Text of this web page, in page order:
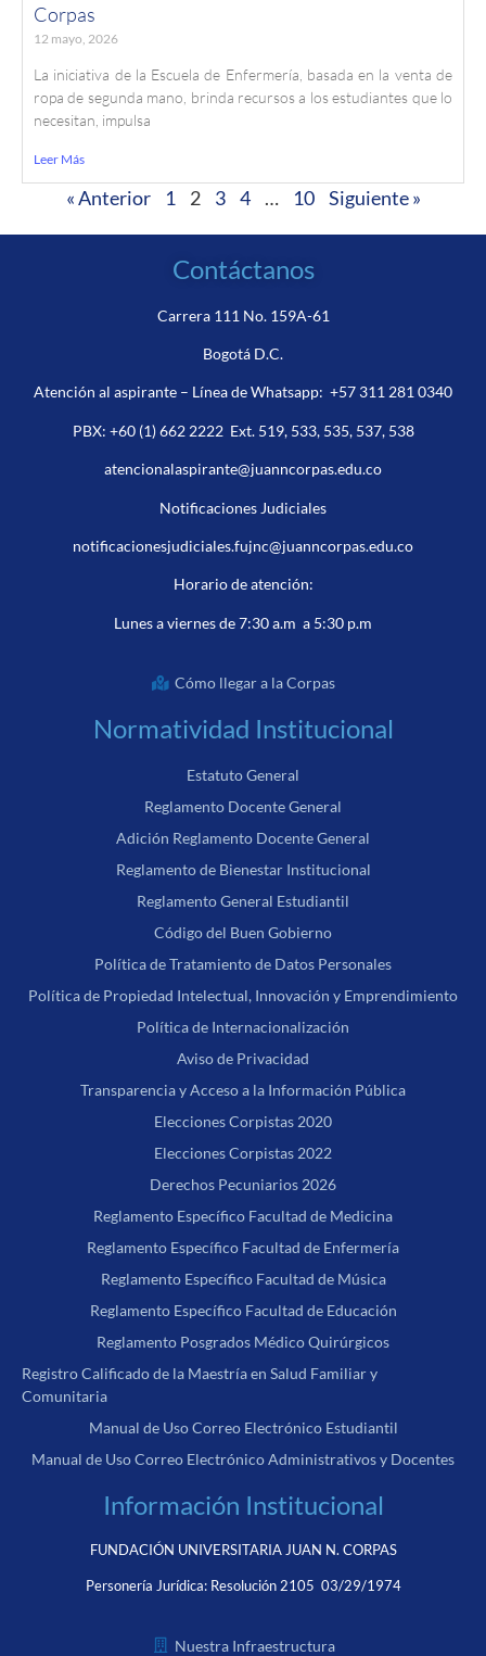
Corpas
12 mayo, 2026
La iniciativa de la Escuela de Enfermería, basada en la venta de
ropa de segunda mano, brinda recursos a los estudiantes que lo
necesitan, impulsa
Leer Más
« Anterior 1 2 3 4 … 10 Siguiente »
Contáctanos
Carrera 111 No. 159A-61
Bogotá D.C.
Atención al aspirante – Línea de Whatsapp: +57 311 281 0340
PBX: +60 (1) 662 2222Ext. 519, 533, 535, 537, 538
atencionalaspirante@juanncorpas.edu.co
Notificaciones Judiciales
notificacionesjudiciales.fujnc@juanncorpas.edu.co
Horario de atención:
Lunes a viernes de 7:30 a.m a 5:30 p.m
Cómo llegar a la Corpas
Normatividad Institucional
Estatuto General
Reglamento Docente General
Adición Reglamento Docente General
Reglamento de Bienestar Institucional
Reglamento General Estudiantil
Código del Buen Gobierno
Política de Tratamiento de Datos Personales
Política de Propiedad Intelectual, Innovación y Emprendimiento
Política de Internacionalización
Aviso de Privacidad
Transparencia y Acceso a la Información Pública
Elecciones Corpistas 2020
Elecciones Corpistas 2022
Derechos Pecuniarios 2026
Reglamento Específico Facultad de Medicina
Reglamento Específico Facultad de Enfermería
Reglamento Específico Facultad de Música
Reglamento Específico Facultad de Educación
Reglamento Posgrados Médico Quirúrgicos
Registro Calificado de la Maestría en Salud Familiar y
Comunitaria
Manual de Uso Correo Electrónico Estudiantil
Manual de Uso Correo Electrónico Administrativos y Docentes
Información Institucional
FUNDACIÓN UNIVERSITARIA JUAN N. CORPAS
Personería Jurídica: Resolución 2105 03/29/1974
Nuestra Infraestructura